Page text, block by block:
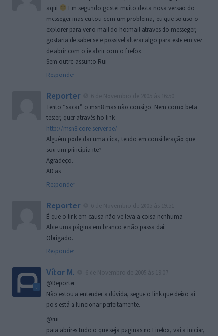
aqui
Em segundo gostei muito desta nova versao do
messeger mas eu tou com um problema, eu que so uso o
explorer para ver o mail do hotmail atraves do messeger,
gostaria de saber se e possivel alterar algo para este em vez
de abrir com o ie abrir com o firefox.
Sem outro assunto Rui
Responder
Reporter
Tento “sacar” o msn8 mas não consigo. Nem como beta
tester, quer através ho link
http://msn8.core-server.be/
Alguém pode dar uma dica, tendo em consideração que
sou um principiante?
Agradeço.
ADias
Responder
Reporter
É que o link em causa não ve leva a coisa nenhuma.
Abre uma página em branco e não passa daí.
Obrigado.
Responder
Vítor M.
@Reporter
Não estou a entender a dúvida, segue o link que deixo aí
pois está a funcionar perfeitamente.
@rui
para abrires tudo o que seja paginas no Firefox, vai a iniciar,